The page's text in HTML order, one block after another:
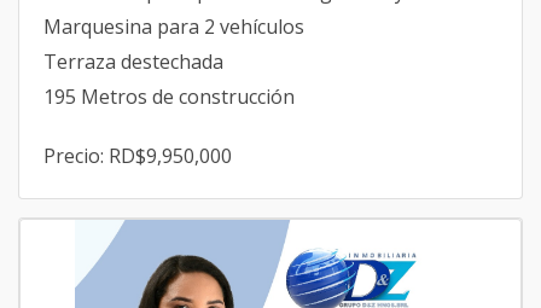
Marquesina para 2 vehículos
Terraza destechada
195 Metros de construcción
Precio: RD$9,950,000